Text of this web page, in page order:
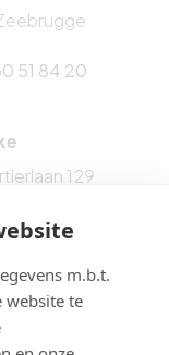
51 84 20
129
m.b.t.
website te